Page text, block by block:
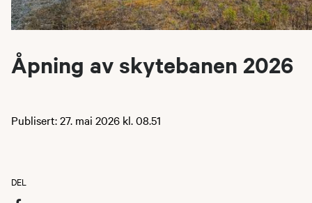
Åpning av skytebanen 2026
Publisert: 27. mai 2026 kl. 08.51
DEL